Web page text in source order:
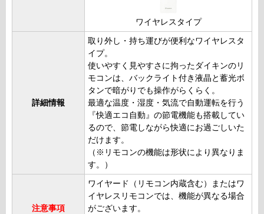
ワイヤレスタイプ
詳細情報
取り外し・持ち運びが便利なワイヤレスタ
イプ。
使いやすく見やすさに拘ったダイキンのリ
モコンは、バックライト付き液晶と蓄光ボ
タンで暗がりでも操作がらくらく。
最適な温度・湿度・気流で自動運転を行う
『快適エコ自動』の節電機能も搭載してい
るので、節電しながら快適にお過ごしいた
だけます。
（※リモコンの機能は形状により異なりま
す。）
注意事項
ワイヤード（リモコン内蔵含む）またはワ
イヤレスリモコンでは、機能が異なる場合
がございます。